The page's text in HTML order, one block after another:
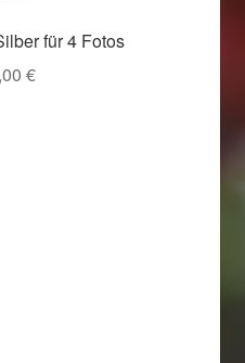
für 4 Fotos
€